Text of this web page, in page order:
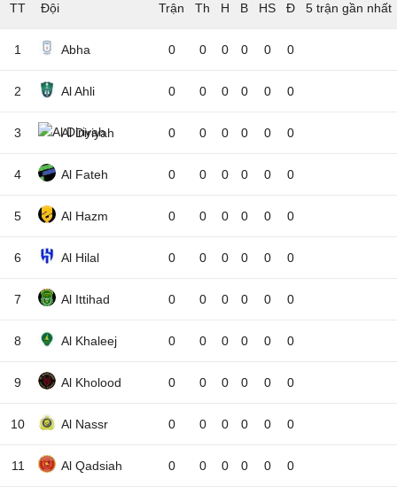
TT Đội 5 trận gần nhất
1 Abha 0 0 0 0 0 0
2 Al Ahli 0 0 0 0 0 0
3 Al Diriyah 0 0 0 0 0 0
4 Al Fateh 0 0 0 0 0 0
5 Al Hazm 0 0 0 0 0 0
6 Al Hilal 0 0 0 0 0 0
7 Al Ittihad 0 0 0 0 0 0
8 Al Khaleej 0 0 0 0 0 0
9 Al Kholood 0 0 0 0 0 0
10 Al Nassr 0 0 0 0 0 0
11 Al Qadsiah 0 0 0 0 0 0